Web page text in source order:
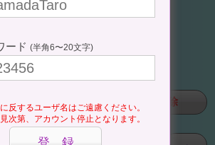
ード (半角6〜20文字)
反するユーザ名はご遠慮ください。
次第、アカウント停止となります。
全削除